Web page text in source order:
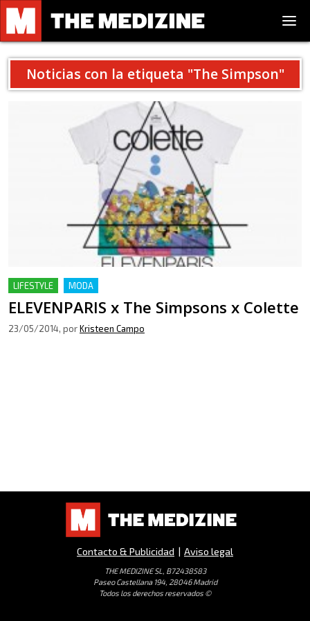
Noticias con la etiqueta "The Simpson"
LIFESTYLE MODA
ELEVENPARIS x The Simpsons x Colette
23/05/2014, porKristeen Campo
Contacto & Publicidad | Aviso legal
THE MEDIZINE SL, B72438583
Paseo Castellana 194, 28046 Madrid
Todos los derechos reservados ©